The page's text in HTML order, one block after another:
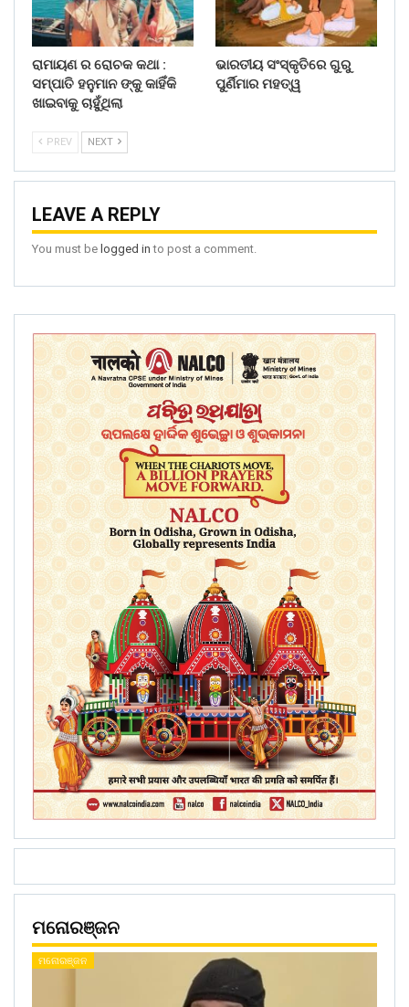
ରାମାୟଣ ର ରୋଚକ କଥା :
ସମ୍ପାତି ହନୁମାନ ଙ୍କୁ କାହିଁକି
ଖାଇବାକୁ ଚାହୁଁଥିଲା
ଭାରତୀୟ ସଂସ୍କୃତିରେ ଗୁରୁ
ପୁର୍ଣିମାର ମହତ୍ୱ
PREV NEXT
LEAVE A REPLY
You must be logged in to post a comment.
ମନୋରଞ୍ଜନ
ମନୋରଞ୍ଜନ